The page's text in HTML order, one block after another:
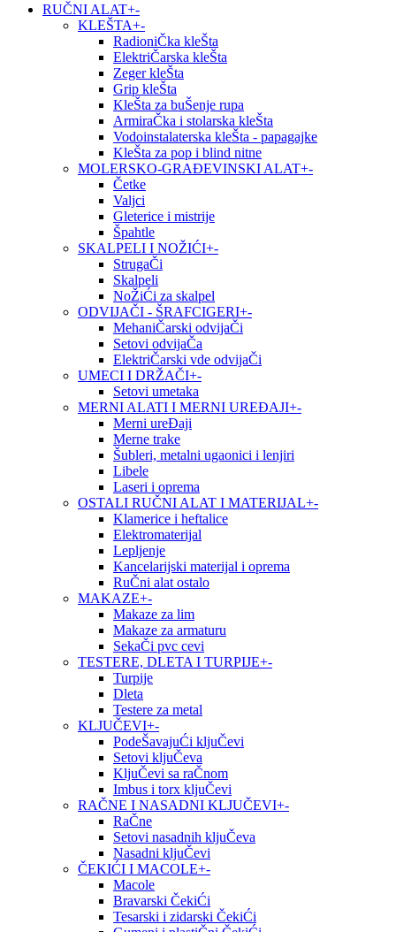
RUČNI ALAT+-
KLEŠTA+-
RadioniČka kleŠta
ElektriČarska kleŠta
Zeger kleŠta
Grip kleŠta
KleŠta za buŠenje rupa
ArmiraČka i stolarska kleŠta
Vodoinstalaterska kleŠta - papagajke
KleŠta za pop i blind nitne
MOLERSKO-GRAĐEVINSKI ALAT+-
Četke
Valjci
Gleterice i mistrije
Špahtle
SKALPELI I NOŽIĆI+-
StrugaČi
Skalpeli
NoŽiĆi za skalpel
ODVIJAČI - ŠRAFCIGERI+-
MehaniČarski odvijaČi
Setovi odvijaČa
ElektriČarski vde odvijaČi
UMECI I DRŽAČI+-
Setovi umetaka
MERNI ALATI I MERNI UREĐAJI+-
Merni ureĐaji
Merne trake
Šubleri, metalni ugaonici i lenjiri
Libele
Laseri i oprema
OSTALI RUČNI ALAT I MATERIJAL+-
Klamerice i heftalice
Elektromaterijal
Lepljenje
Kancelarijski materijal i oprema
RuČni alat ostalo
MAKAZE+-
Makaze za lim
Makaze za armaturu
SekaČi pvc cevi
TESTERE, DLETA I TURPIJE+-
Turpije
Dleta
Testere za metal
KLJUČEVI+-
PodeŠavajuĆi kljuČevi
Setovi kljuČeva
KljuČevi sa raČnom
Imbus i torx kljuČevi
RAČNE I NASADNI KLJUČEVI+-
RaČne
Setovi nasadnih kljuČeva
Nasadni kljuČevi
ČEKIĆI I MACOLE+-
Macole
Bravarski ČekiĆi
Tesarski i zidarski ČekiĆi